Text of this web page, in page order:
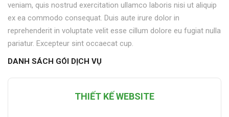
veniam, quis nostrud exercitation ullamco laboris nisi ut aliquip
ex ea commodo consequat. Duis aute irure dolor in
reprehenderit in voluptate velit esse cillum dolore eu fugiat nulla
pariatur. Excepteur sint occaecat cup.
DANH SÁCH GÓI DỊCH VỤ
THIẾT KẾ WEBSITE